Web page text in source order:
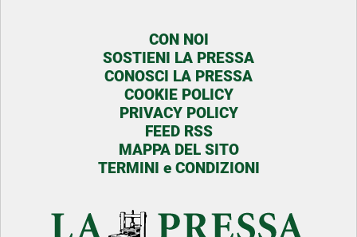
CON NOI
SOSTIENI LA PRESSA
CONOSCI LA PRESSA
COOKIE POLICY
PRIVACY POLICY
FEED RSS
MAPPA DEL SITO
TERMINI e CONDIZIONI